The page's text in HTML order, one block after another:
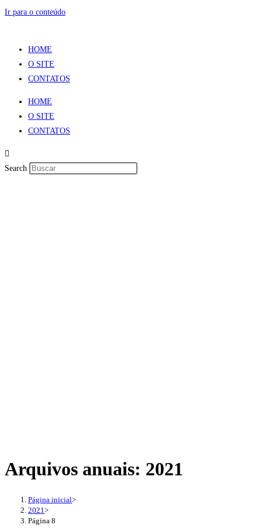
Ir para o conteúdo
HOME
O SITE
CONTATOS
HOME
O SITE
CONTATOS
Search
Arquivos anuais: 2021
Página inicial>
2021 >
Página 8